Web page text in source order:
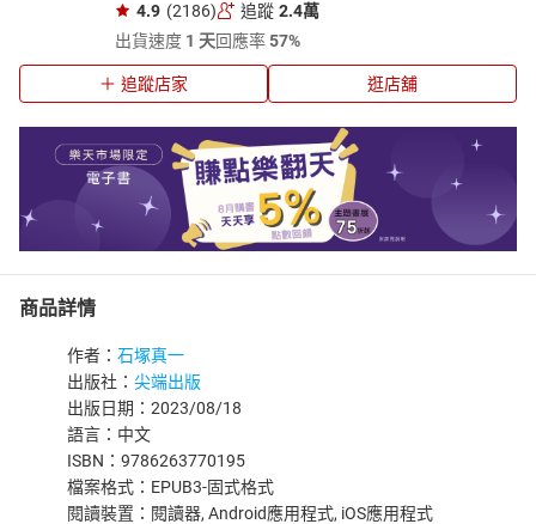
4.9 (2186) 追蹤 2.4萬
出貨速度 1 天回應率57%
追蹤店家 逛店舖
商品詳情
作者： 石塚真一
出版社： 尖端出版
出版日期：2023/08/18
語言：中文
ISBN：9786263770195
檔案格式：EPUB3-固式格式
閱讀裝置：閱讀器, Android應用程式, iOS應用程式